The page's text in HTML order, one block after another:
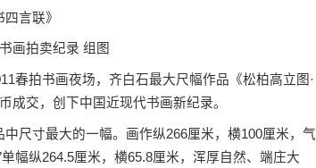
言联》
画拍卖纪录 组图
拍书画夜场，齐白石最大尺幅作品《松柏高立图·
成交，创下中国近现代书画新纪录。
尺寸最大的一幅。画作纵266厘米，横100厘米，气
幅纵264.5厘米，横65.8厘米，浑厚自然、端庄大